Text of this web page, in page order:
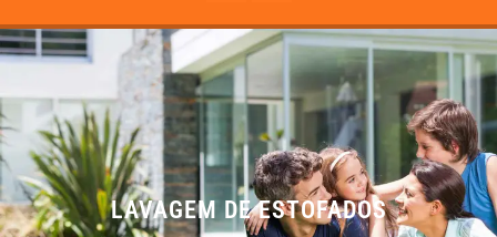
LAVAGEM DE ESTOFADOS